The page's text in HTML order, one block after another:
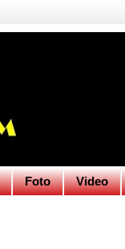
Foto Video